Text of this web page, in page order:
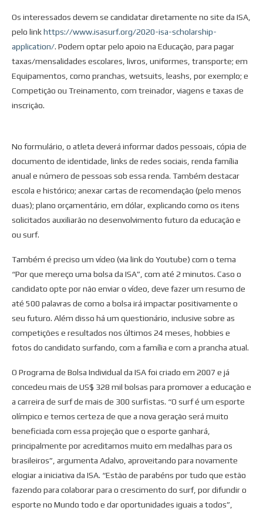
Os interessados devem se candidatar diretamente no site da ISA,
pelo linkhttps://www.isasurf.org/2020-isa-scholarship-
application/. Podem optar pelo apoio na Educação, para pagar
taxas/mensalidades escolares, livros, uniformes, transporte; em
Equipamentos, como pranchas, wetsuits, leashs, por exemplo; e
Competição ou Treinamento, com treinador, viagens e taxas de
inscrição.
No formulário, o atleta deverá informar dados pessoais, cópia de
documento de identidade, links de redes sociais, renda família
anual e número de pessoas sob essa renda. Também destacar
escola e histórico; anexar cartas de recomendação (pelo menos
duas); plano orçamentário, em dólar, explicando como os itens
solicitados auxiliarão no desenvolvimento futuro da educação e
ou surf.
Também é preciso um vídeo (via link do Youtube) com o tema
“Por que mereço uma bolsa da ISA”, com até 2 minutos. Caso o
candidato opte por não enviar o vídeo, deve fazer um resumo de
até 500 palavras de como a bolsa irá impactar positivamente o
seu futuro. Além disso há um questionário, inclusive sobre as
competições e resultados nos últimos 24 meses, hobbies e
fotos do candidato surfando, com a família e com a prancha atual.
O Programa de Bolsa Individual da ISA foi criado em 2007 e já
concedeu mais de US$ 328 mil bolsas para promover a educação e
a carreira de surf de mais de 300 surfistas. “O surf é um esporte
olímpico e temos certeza de que a nova geração será muito
beneficiada com essa projeção que o esporte ganhará,
principalmente por acreditamos muito em medalhas para os
brasileiros”, argumenta Adalvo, aproveitando para novamente
elogiar a iniciativa da ISA. “Estão de parabéns por tudo que estão
fazendo para colaborar para o crescimento do surf, por difundir o
esporte no Mundo todo e dar oportunidades iguais a todos”,